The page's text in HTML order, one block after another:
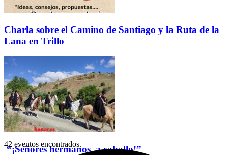
Charla sobre el Camino de Santiago y la Ruta de la
Lana en Trillo
“¡Señores hermanos, a caballo!”
42 eventos encontrados.